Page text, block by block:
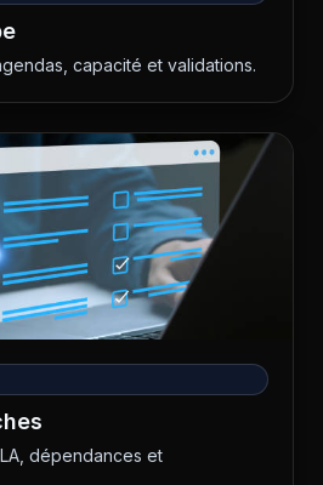
capacité et validations.
dépendances et